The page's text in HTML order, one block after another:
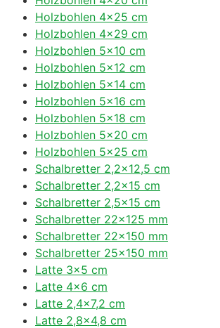
Holzbohlen 4×25 cm
Holzbohlen 4×29 cm
Holzbohlen 5×10 cm
Holzbohlen 5×12 cm
Holzbohlen 5×14 cm
Holzbohlen 5×16 cm
Holzbohlen 5×18 cm
Holzbohlen 5×20 cm
Holzbohlen 5×25 cm
Schalbretter 2,2×12,5 cm
Schalbretter 2,2×15 cm
Schalbretter 2,5×15 cm
Schalbretter 22×125 mm
Schalbretter 22×150 mm
Schalbretter 25×150 mm
Latte 3×5 cm
Latte 4×6 cm
Latte 2,4×7,2 cm
Latte 2,8×4,8 cm